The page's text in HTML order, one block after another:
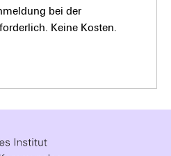
bei der
Keine Kosten.